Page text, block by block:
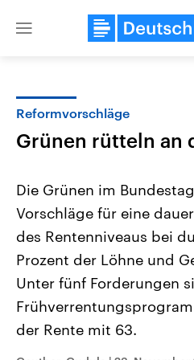
Close
Landtagswahl Sachsen-Anhalt
Alle Informationen
Sachsen-Anhalt wählt am 6.
September 2026 einen neuen
Bundesland von einer Koalition
Reformvorschläge
Grünen rütteln an
Die Grünen im
Vorschläge für eine
des Rentenniveaus bei
Prozent der Löhne und
Unter fünf Forderungen
der Rente mit 63.